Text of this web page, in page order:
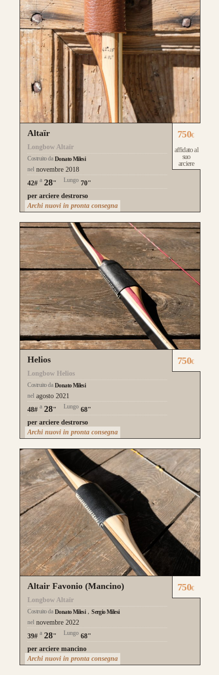
Altaïr
Longbow Altaïr
Costruito da Donato Milesi
nel novembre 2018
42# a 28" Lungo 70"
per arciere destrorso
750€
affidato al
suo
arciere
Archi nuovi in pronta consegna
Helios
Longbow Helios
Costruito da Donato Milesi
nel agosto 2021
48# a 28" Lungo 68"
per arciere destrorso
750€
Archi nuovi in pronta consegna
Altair Favonio (Mancino)
Longbow Altaïr
Costruito da Donato Milesi
Sergio Milesi
nel novembre 2022
39# a 28" Lungo 68"
per arciere mancino
750€
Archi nuovi in pronta consegna